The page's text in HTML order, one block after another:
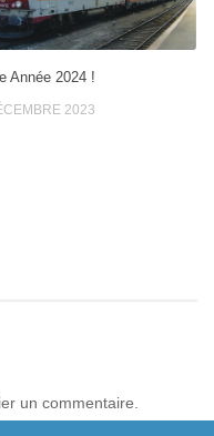
Année 2024 !
2023
un commentaire.